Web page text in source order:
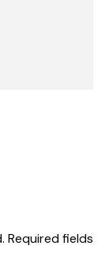
Required fields